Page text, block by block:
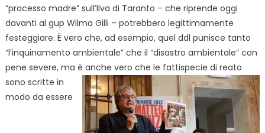
“processo madre” sull’Ilva di Taranto – che riprende oggi
davanti al gup Wilma Gilli – potrebbero legittimamente
festeggiare. È vero che, ad esempio, quel ddl punisce tanto
“l’inquinamento ambientale” che il “disastro ambientale” con
pene severe, ma è anche vero che le fattispecie di reato
sono scritte in
modo da essere